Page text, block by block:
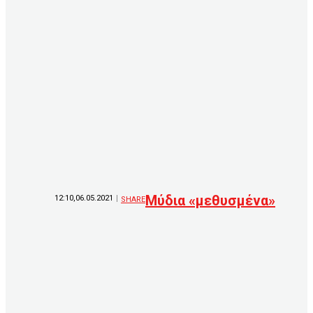
12:10,06.05.2021 SHAREΜύδια «μεθυσμένα»